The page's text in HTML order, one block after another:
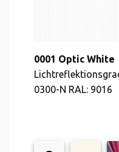
0001 Optic White
0300-N RAL: 9016